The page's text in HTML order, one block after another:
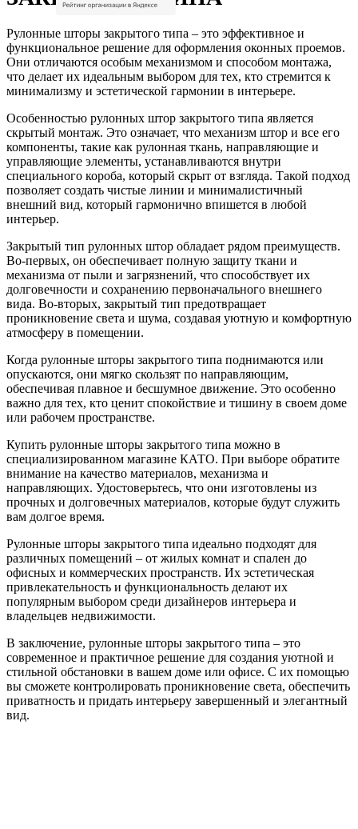
Рулонные шторы закрытого типа – это эффективное и
функциональное решение для оформления оконных проемов.
Они отличаются особым механизмом и способом монтажа,
что делает их идеальным выбором для тех, кто стремится к
минимализму и эстетической гармонии в интерьере.
Особенностью рулонных штор закрытого типа является
скрытый монтаж. Это означает, что механизм штор и все его
компоненты, такие как рулонная ткань, направляющие и
управляющие элементы, устанавливаются внутри
специального короба, который скрыт от взгляда. Такой подход
позволяет создать чистые линии и минималистичный
внешний вид, который гармонично впишется в любой
интерьер.
Закрытый тип рулонных штор обладает рядом преимуществ.
Во-первых, он обеспечивает полную защиту ткани и
механизма от пыли и загрязнений, что способствует их
долговечности и сохранению первоначального внешнего
вида. Во-вторых, закрытый тип предотвращает
проникновение света и шума, создавая уютную и комфортную
атмосферу в помещении.
Когда рулонные шторы закрытого типа поднимаются или
опускаются, они мягко скользят по направляющим,
обеспечивая плавное и бесшумное движение. Это особенно
важно для тех, кто ценит спокойствие и тишину в своем доме
или рабочем пространстве.
Купить рулонные шторы закрытого типа можно в
специализированном магазине КАТО. При выборе обратите
внимание на качество материалов, механизма и
направляющих. Удостоверьтесь, что они изготовлены из
прочных и долговечных материалов, которые будут служить
вам долгое время.
Рулонные шторы закрытого типа идеально подходят для
различных помещений – от жилых комнат и спален до
офисных и коммерческих пространств. Их эстетическая
привлекательность и функциональность делают их
популярным выбором среди дизайнеров интерьера и
владельцев недвижимости.
В заключение, рулонные шторы закрытого типа – это
современное и практичное решение для создания уютной и
стильной обстановки в вашем доме или офисе. С их помощью
вы сможете контролировать проникновение света, обеспечить
приватность и придать интерьеру завершенный и элегантный
вид.